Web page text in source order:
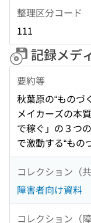
整理区分コード
111
記録メデ
要約等
秋葉原の“ものづ
メイカーズの本
で稼ぐ」の３つ
で激動する“もの
コレクション（共
障害者向け資料
コレクション（